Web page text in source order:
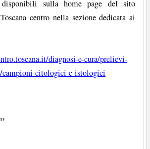
disponibili sulla home page del sito
centro nella sezione dedicata ai
diagnosi-e-cura/prelievi-
campioni-citologici-e-istologici